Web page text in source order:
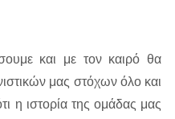
και με τον καιρό θα
μας στόχων όλο και
η ιστορία της ομάδας μας